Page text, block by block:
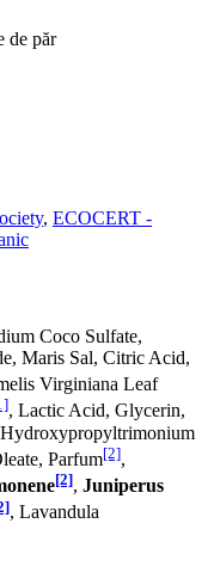
de păr
, ECOCERT -
Coco­ Sulfate,
Maris Sal, Citric Acid,
Virginiana Leaf
, Lactic Acid, Glycerin,
Parfum[2],
[2], Juniperus
, Lavandula